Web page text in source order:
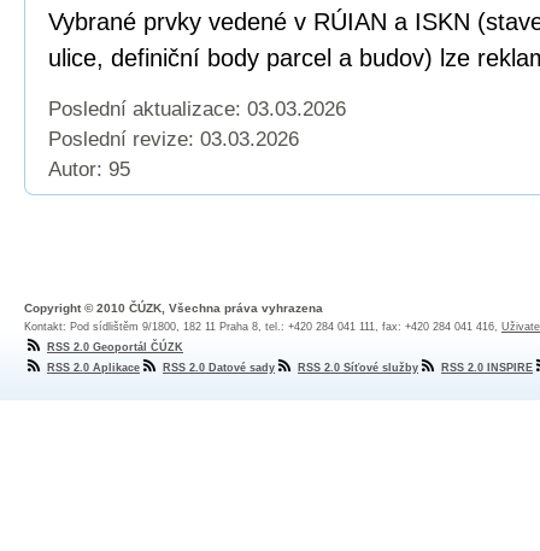
Vybrané prvky vedené v RÚIAN a ISKN
ulice, definiční body parcel a budov) lze
Poslední aktualizace: 03.03.2026
Poslední revize: 03.03.2026
Autor: 95
Copyright © 2010 ČÚZK, Všechna práva vyhrazena
Kontakt: Pod sídlištěm 9/1800, 182 11 Praha 8, tel.: +420 284 041 111, fax: +420 284 041 416,
RSS 2.0 Geoportál ČÚZK
RSS 2.0 Aplikace
RSS 2.0 Datové sady RSS 2.0 Síťové služby RSS 2.0 INSPIRE